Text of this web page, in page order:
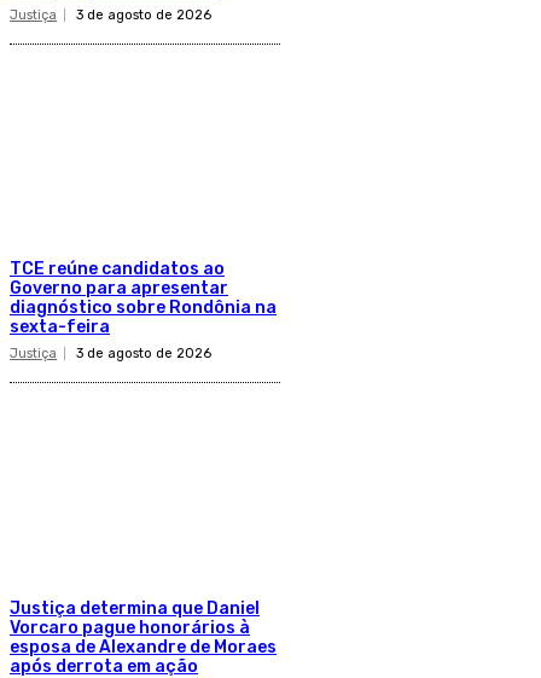
Justiça 3 de agosto de 2026
TCE reúne candidatos ao
Governo para apresentar
diagnóstico sobre Rondônia na
sexta-feira
Justiça 3 de agosto de 2026
Justiça determina que Daniel
Vorcaro pague honorários à
esposa de Alexandre de Moraes
após derrota em ação